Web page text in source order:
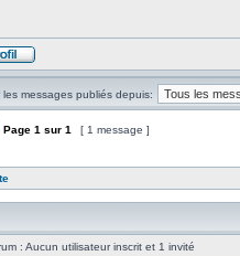
les messages publiés depuis:
Page 1 sur 1 [ 1 message ]
: Aucun utilisateur inscrit et 1 invité